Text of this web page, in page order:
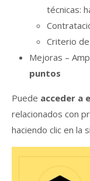
técnicas:
Criterio
Mejoras –
puntos
Puede acceder a
relacionados con
haciendo clic en la